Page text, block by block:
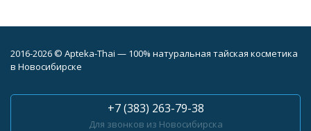
2016-2026 © Apteka-Thai — 100% натуральная тайская косметика
в Новосибирске
+7 (383) 263-79-38
Для звонков из Новосибирска